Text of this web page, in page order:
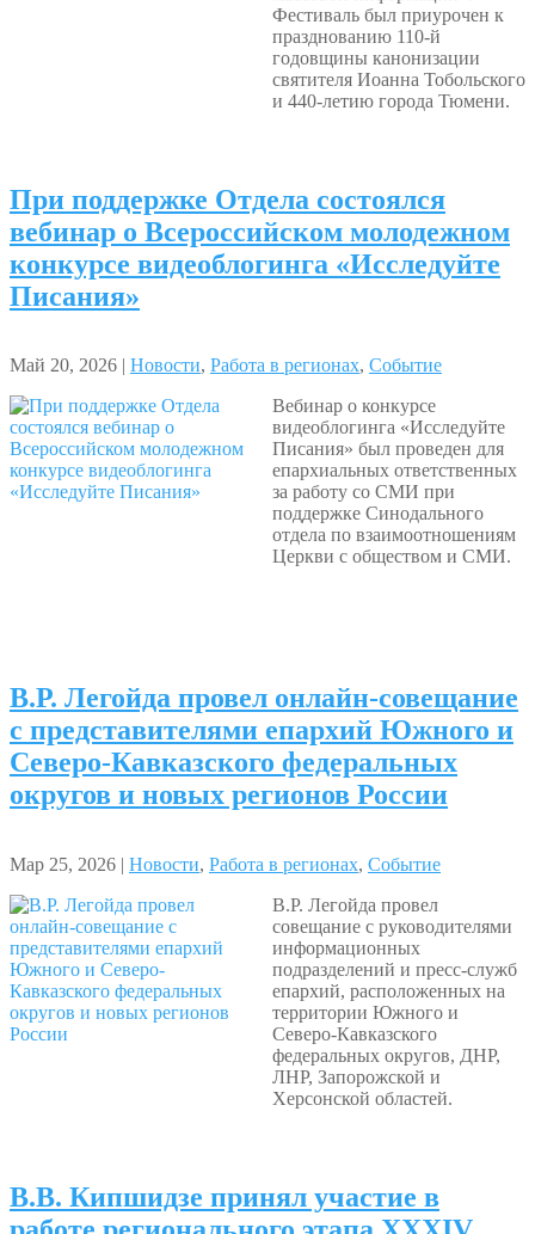
Фестиваль был приурочен к
празднованию 110-й
годовщины канонизации
святителя Иоанна Тобольского
и 440-летию города Тюмени.
При поддержке Отдела состоялся
вебинар о Всероссийском молодежном
конкурсе видеоблогинга «Исследуйте
Писания»
Май 20, 2026 | Новости, Работа в регионах, Событие
Вебинар о конкурсе
видеоблогинга «Исследуйте
Писания» был проведен для
епархиальных ответственных
за работу со СМИ при
поддержке Синодального
отдела по взаимоотношениям
Церкви с обществом и СМИ.
В.Р. Легойда провел онлайн-совещание
с представителями епархий Южного и
Северо-Кавказского федеральных
округов и новых регионов России
Мар 25, 2026 | Новости, Работа в регионах, Событие
В.Р. Легойда провел
совещание с руководителями
информационных
подразделений и пресс-служб
епархий, расположенных на
территории Южного и
Северо-Кавказского
федеральных округов, ДНР,
ЛНР, Запорожской и
Херсонской областей.
В.В. Кипшидзе принял участие в